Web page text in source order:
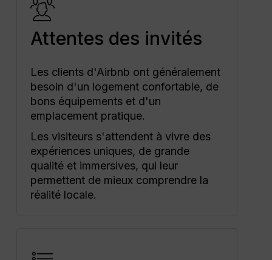
Attentes des invités
Les clients d'Airbnb ont généralement
besoin d'un logement confortable, de
bons équipements et d'un
emplacement pratique.
Les visiteurs s'attendent à vivre des
expériences uniques, de grande
qualité et immersives, qui leur
permettent de mieux comprendre la
réalité locale.